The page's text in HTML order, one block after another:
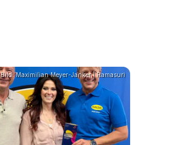
Bild: Maximilian Meyer-Janker | Ramasuri